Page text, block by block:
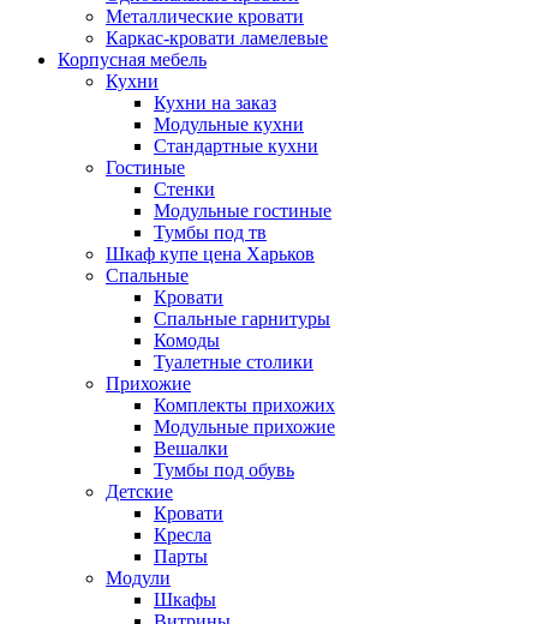
Металлические кровати
Каркас-кровати ламелевые
Корпусная мебель
Кухни
Кухни на заказ
Модульные кухни
Стандартные кухни
Гостиные
Стенки
Модульные гостиные
Тумбы под тв
Шкаф купе цена Харьков
Спальные
Кровати
Спальные гарнитуры
Комоды
Туалетные столики
Прихожие
Комплекты прихожих
Модульные прихожие
Вешалки
Тумбы под обувь
Детские
Кровати
Кресла
Парты
Модули
Шкафы